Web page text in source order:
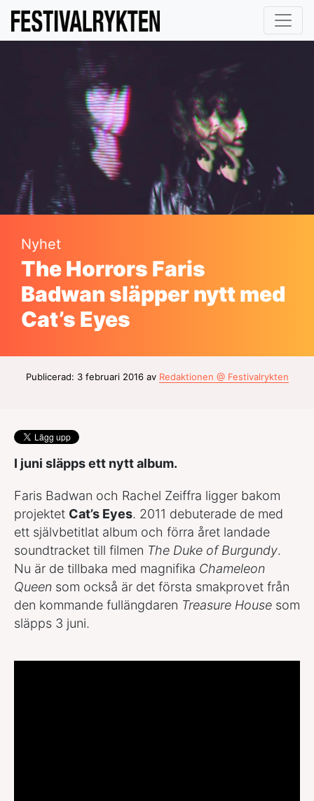
Nyhet
The Horrors Faris
Badwan släpper nytt med
Cat’s Eyes
Publicerad: 3 februari 2016 av Redaktionen @ Festivalrykten
I juni släpps ett nytt album.
Faris Badwan och Rachel Zeiffra ligger bakom
projektet Cat’s Eyes. 2011 debuterade de med
ett självbetitlat album och förra året landade
soundtracket till filmen The Duke of Burgundy.
Nu är de tillbaka med magnifika Chameleon
Queen som också är det första smakprovet från
den kommande fullängdaren Treasure House som
släpps 3 juni.